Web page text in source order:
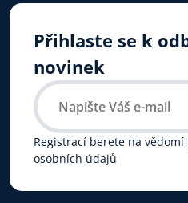
Přihlaste se k
novinek
Registrací berete na vědomí
osobních údajů